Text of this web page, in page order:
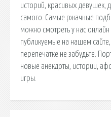
историй, красивых девушек,
самого. Самые ржачные
можно смотреть у нас
публикуемые на нашем
перепечатке не забудьте.
новые анекдоты, истории,
игры.